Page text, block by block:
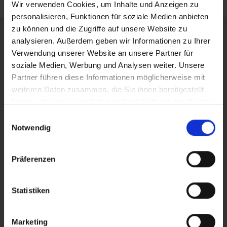
Wir verwenden Cookies, um Inhalte und Anzeigen zu
personalisieren, Funktionen für soziale Medien anbieten
zu können und die Zugriffe auf unsere Website zu
analysieren. Außerdem geben wir Informationen zu Ihrer
Verwendung unserer Website an unsere Partner für
soziale Medien, Werbung und Analysen weiter. Unsere
Partner führen diese Informationen möglicherweise mit
weiteren Daten zusammen, die Sie ihnen bereitgestellt
Notwendig
Präferenzen
Statistiken
Marketing
TECHNISCHES ASSET MANAGEMENT IN
BESTEHENDEN STRUKTUREN
Wir kennen viele Unternehmen mit einer Vielzahl von
unterschiedlichen Anlagestrategien und sind deshalb in
der Lage, auch bestehende Strukturen schnell zu
Vielzahl von Detaildaten punktgenau auf wichtige
Kennwerte verdichten und so schnell und zuverlässig
Überlegungen liefern. Gerne bringen wir uns in diese
Prozesse ein und verbessern diese zusammen mit
OBJEKTBEWIRTSCHAFTUNG,